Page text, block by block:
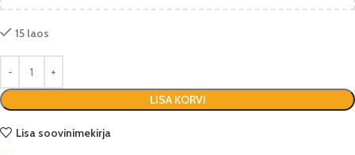
15 laos
LISA KORVI
Lisa soovinimekirja